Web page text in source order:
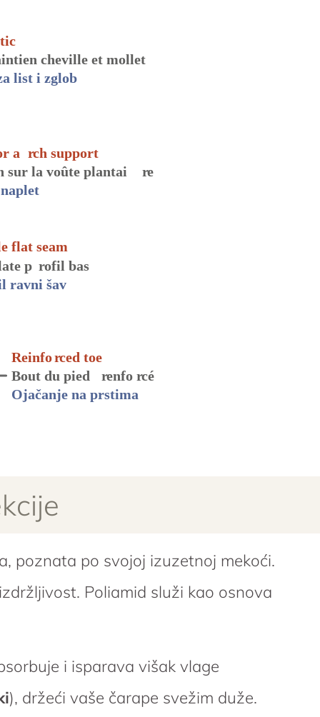
poznata po svojoj izuzetnoj mekoći.
Poliamid služi kao osnova
i isparava višak vlage
), držeći vaše čarape svežim duže.